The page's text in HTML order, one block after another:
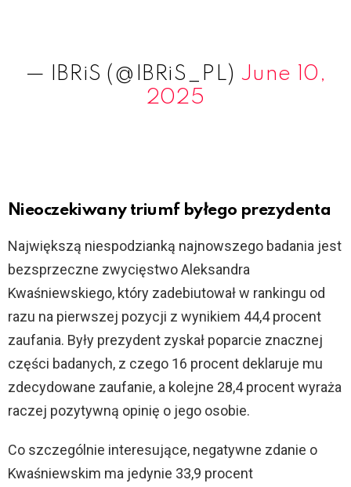
— IBRiS (@IBRiS_PL) June 10,
2025
Nieoczekiwany triumf byłego prezydenta
Największą niespodzianką najnowszego badania jest
bezsprzeczne zwycięstwo Aleksandra
Kwaśniewskiego, który zadebiutował w rankingu od
razu na pierwszej pozycji z wynikiem 44,4 procent
zaufania. Były prezydent zyskał poparcie znacznej
części badanych, z czego 16 procent deklaruje mu
zdecydowane zaufanie, a kolejne 28,4 procent wyraża
raczej pozytywną opinię o jego osobie.
Co szczególnie interesujące, negatywne zdanie o
Kwaśniewskim ma jedynie 33,9 procent